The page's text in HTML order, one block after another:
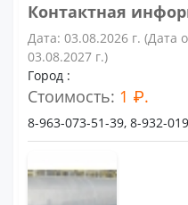
Контактная
Дата: 03.08.2026 г. (Дата
03.08.2027 г.)
Город :
Стоимость: 1 ₽.
8-963-073-51-39, 8-932-